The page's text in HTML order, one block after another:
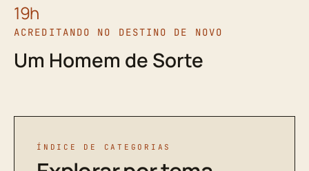
19h
ACREDITANDO NO DESTINO DE NOVO
Um Homem de Sorte
ÍNDICE DE CATEGORIAS